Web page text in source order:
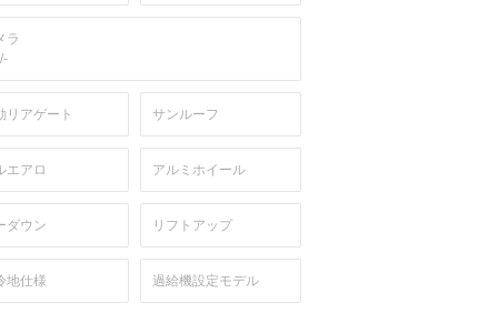
ラ
リアゲート サンルーフ
エアロ アルミホイール
ダウン リフトアップ
地仕様 過給機設定モデル